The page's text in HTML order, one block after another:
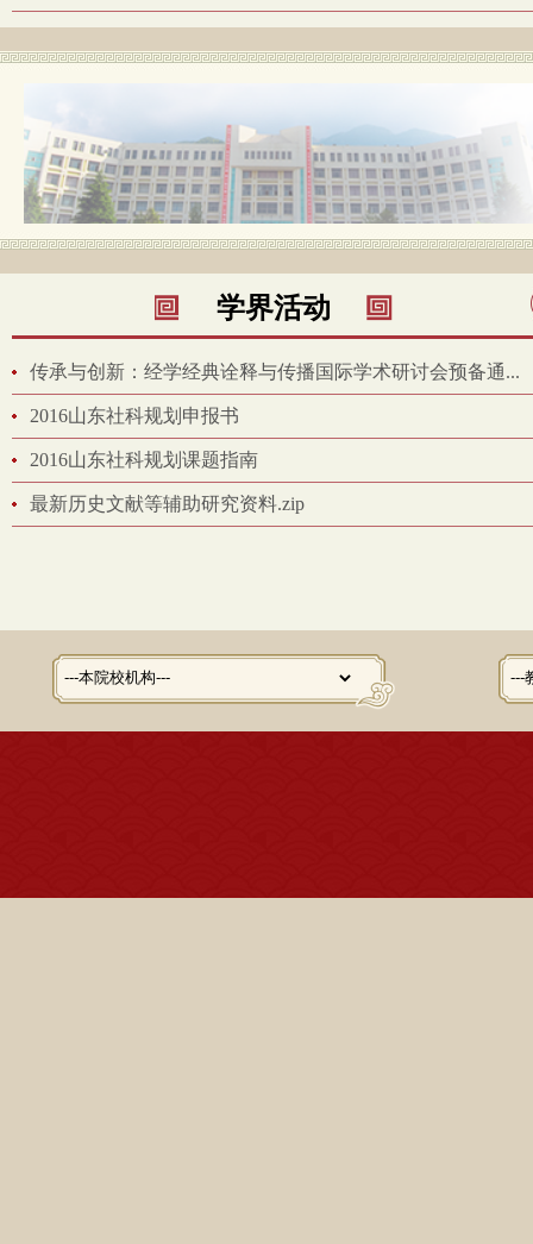
学界活动
传承与创新：经学经典诠释与传播国际学术研讨会预备通...
2016山东社科规划申报书
2016山东社科规划课题指南
最新历史文献等辅助研究资料.zip